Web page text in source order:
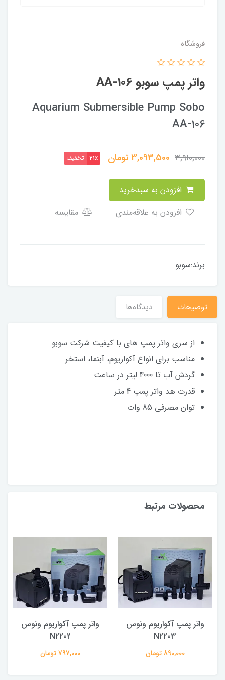
فروشگاه
واتر پمپ سوبو AA-106
Aquarium Submersible Pump Sobo
AA-106
3,910,000
3,093,500تومان 21٪ تخفیف
مقایسه
برند:سوبو
توضیحات دیدگاه‌ها
از سری واتر پمپ های با کیفیت شرکت سوبو
مناسب برای انواع آکواریوم، آبنما، استخر
گردش آب تا 4000 لیتر در ساعت
قدرت هد واتر پمپ 4 متر
توان مصرفی 85 وات
محصولات مرتبط
واتر پمپ آکواریوم ونوس
N2203
890,000 تومان
واتر پمپ آکواریوم ونوس
N2202
797,000 تومان